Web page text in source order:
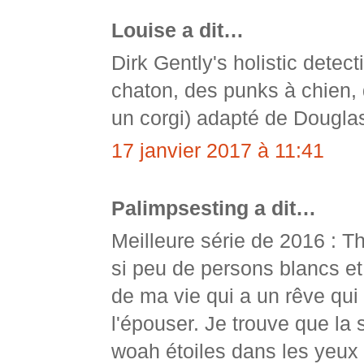
Louise a dit…
Dirk Gently's holistic
chaton, des punks à
un corgi) adapté de
17 janvier 2017 à 11:41
Palimpsesting a dit…
Meilleure série de 2016 :
si peu de persons blancs
de ma vie qui a un rêve
l'épouser. Je trouve que
woah étoiles dans les